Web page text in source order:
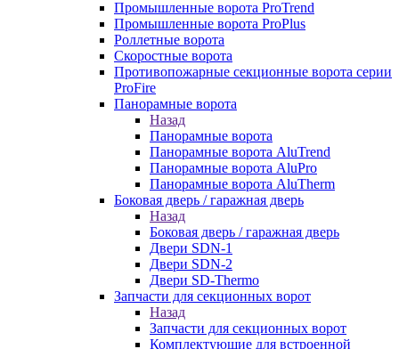
Промышленные ворота ProTrend
Промышленные ворота ProPlus
Роллетные ворота
Скоростные ворота
Противопожарные секционные ворота серии
ProFire
Панорамные ворота
Назад
Панорамные ворота
Панорамные ворота AluTrend
Панорамные ворота AluPro
Панорамные ворота AluTherm
Боковая дверь / гаражная дверь
Назад
Боковая дверь / гаражная дверь
Двери SDN-1
Двери SDN-2
Двери SD-Thermo
Запчасти для секционных ворот
Назад
Запчасти для секционных ворот
Комплектующие для встроенной